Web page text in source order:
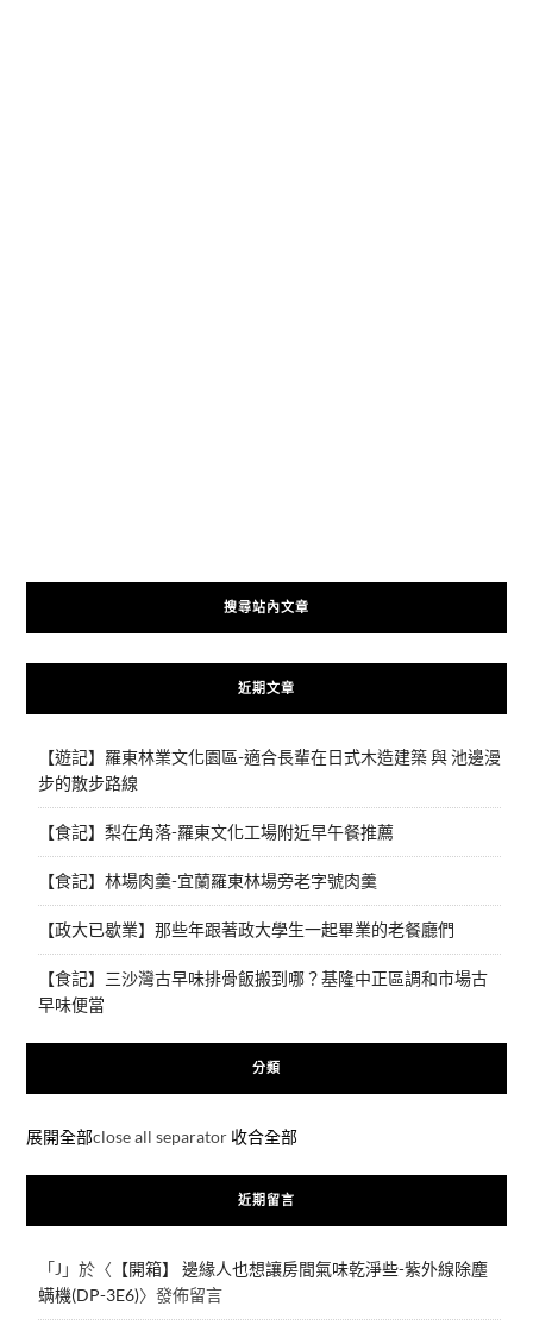
搜尋站內文章
近期文章
【遊記】羅東林業文化園區-適合長輩在日式木造建築 與 池邊漫
步的散步路線
【食記】梨在角落-羅東文化工場附近早午餐推薦
【食記】林場肉羹-宜蘭羅東林場旁老字號肉羹
【政大已歇業】那些年跟著政大學生一起畢業的老餐廳們
【食記】三沙灣古早味排骨飯搬到哪？基隆中正區調和市場古
早味便當
分類
展開全部close all separator 收合全部
近期留言
「J 」於〈 【開箱】 邊緣人也想讓房間氣味乾淨些-紫外線除塵
螨機(DP-3E6)〉發佈留言